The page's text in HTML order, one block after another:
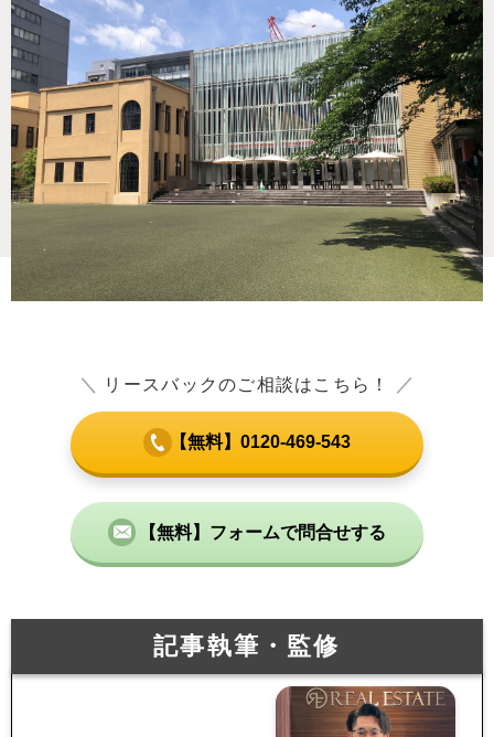
＼ リースバックのご相談はこちら！ ／
【無料】0120-469-543
【無料】フォームで問合せする
記事執筆・監修